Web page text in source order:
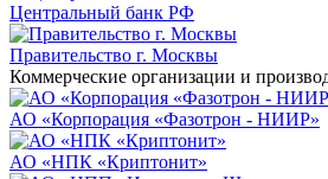
Центральный банк РФ
Правительство г. Москвы
Коммерческие организации и
АО «Корпорация «Фазотрон - НИИР»
АО «НПК «Криптонит»